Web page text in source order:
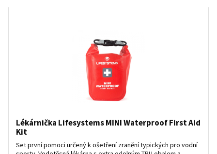
Lékárnička Lifesystems MINI Waterproof First Aid
Kit
Set první pomoci určený k ošetření zranění typických pro vodní